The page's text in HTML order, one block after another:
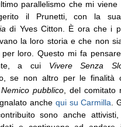
parallelismo che mi
il Prunetti, con la
di Yves Citton. È ora che i
la loro storia e che non
per loro. Questo mi fa
a cui Vivere Senza
se non altro per le finalità
Nemico pubblico , del comitato
anche qui su Carmilla .
sono anche